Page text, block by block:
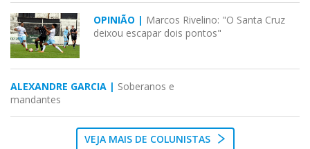
OPINIÃO | Marcos Rivelino: "O Santa Cruz
deixou escapar dois pontos"
ALEXANDRE GARCIA | Soberanos e
mandantes
VEJA MAIS DE COLUNISTAS